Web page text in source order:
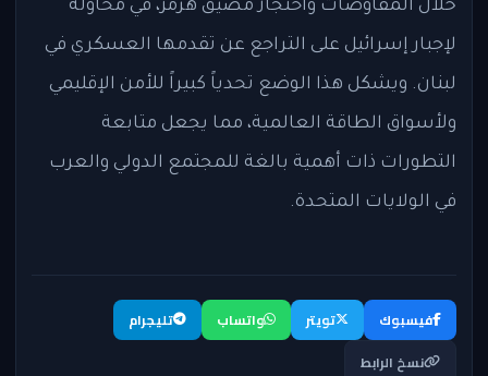
خلال المفاوضات واحتجاز مضيق هرمز، في محاولة
لإجبار إسرائيل على التراجع عن تقدمها العسكري في
لبنان. ويشكل هذا الوضع تحدياً كبيراً للأمن الإقليمي
ولأسواق الطاقة العالمية، مما يجعل متابعة
التطورات ذات أهمية بالغة للمجتمع الدولي والعرب
في الولايات المتحدة.
فيسبوك تويتر واتساب
تليجرام
نسخ الرابط